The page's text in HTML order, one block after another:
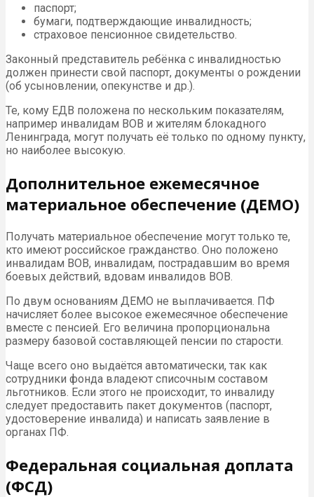
паспорт;
бумаги, подтверждающие инвалидность;
страховое пенсионное свидетельство.
Законный представитель ребёнка с инвалидностью
должен принести свой паспорт, документы о рождении
(об усыновлении, опекунстве и др.).
Те, кому ЕДВ положена по нескольким показателям,
например инвалидам ВОВ и жителям блокадного
Ленинграда, могут получать её только по одному пункту,
но наиболее высокую.
Дополнительное ежемесячное
материальное обеспечение (ДЕМО)
Получать материальное обеспечение могут только те,
кто имеют российское гражданство. Оно положено
инвалидам ВОВ, инвалидам, пострадавшим во время
боевых действий, вдовам инвалидов ВОВ.
По двум основаниям ДЕМО не выплачивается. ПФ
начисляет более высокое ежемесячное обеспечение
вместе с пенсией. Его величина пропорциональна
размеру базовой составляющей пенсии по старости.
Чаще всего оно выдаётся автоматически, так как
сотрудники фонда владеют списочным составом
льготников. Если этого не происходит, то инвалиду
следует предоставить пакет документов (паспорт,
удостоверение инвалида) и написать заявление в
органах ПФ.
Федеральная социальная доплата
(ФСД)